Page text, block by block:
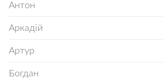
Антон
Аркадій
Артур
Богдан